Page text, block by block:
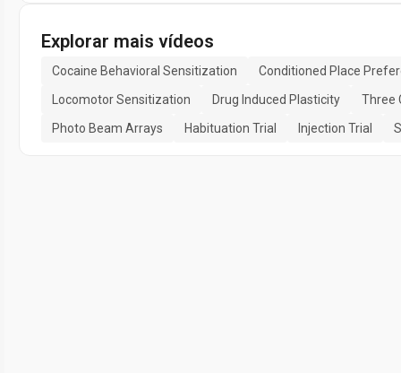
Explorar mais vídeos
Cocaine Behavioral Sensitization
Conditioned Place
Locomotor Sensitization
Drug Induced Plasticity
Three
Photo Beam Arrays
Habituation Trial Injection Trial